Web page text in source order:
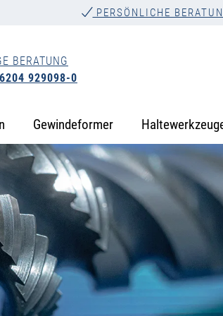
PERSÖNLICHE
BERATUNG
929098-0
Gewindeformer